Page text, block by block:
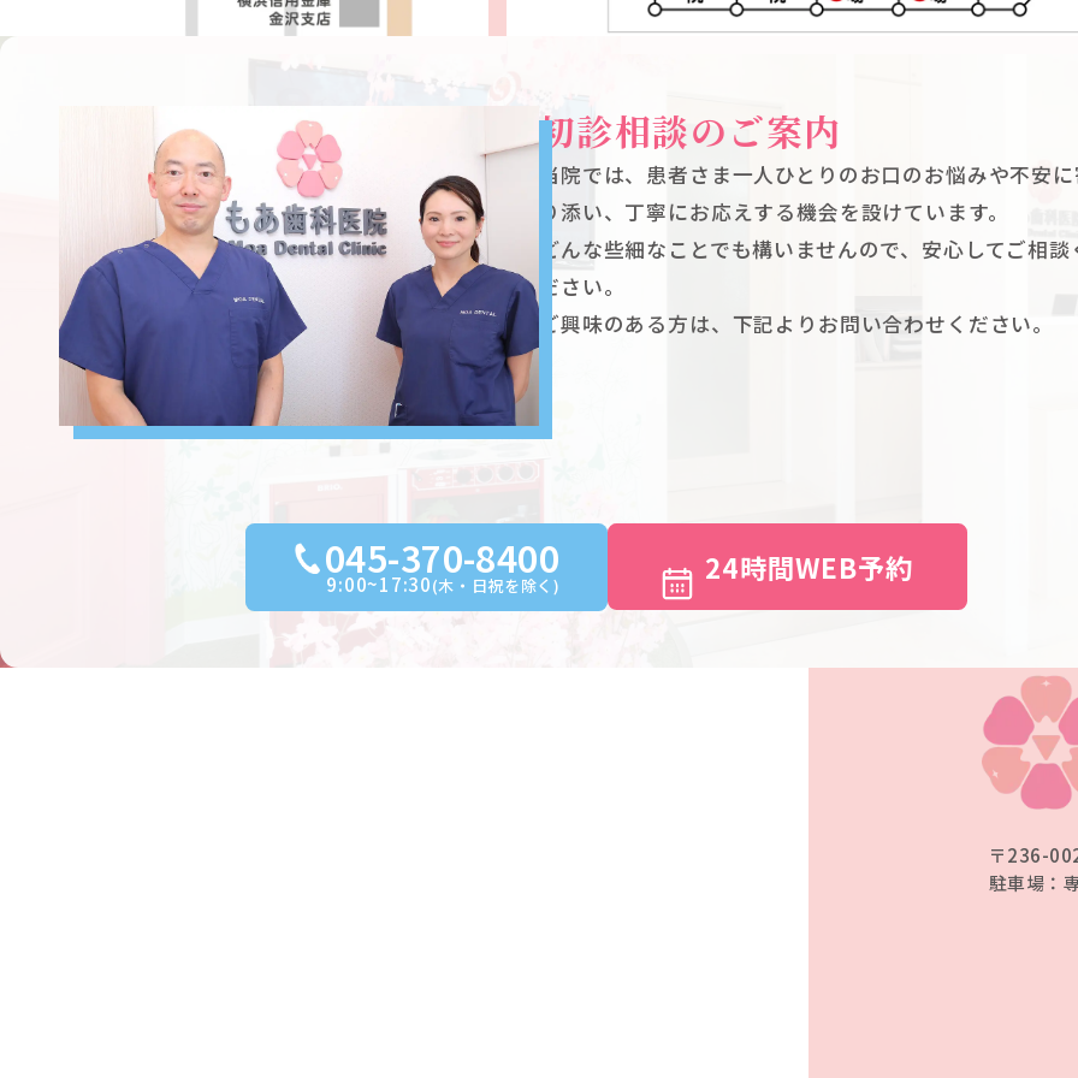
初診相談のご案内
当院では、患者さま一人ひとりのお口のお悩みや不安
り添い、丁寧にお応えする機会を設けています。
どんな些細なことでも構いませんので、安心してご相談
ださい。
ご興味のある方は、下記よりお問い合わせください。
045-370-8400
9:00~17:30(木・日祝を除く) 24時間WEB予約
〒236-
駐車場：